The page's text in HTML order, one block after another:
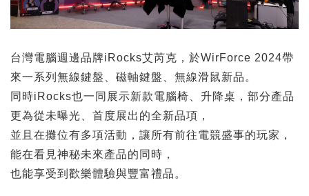
台灣電腦週邊品牌iRocks艾芮克，於WirForce 2024帶
來一系列無線鍵盤、磁軸鍵盤、無線滑鼠新品。
同時iRocks也一同展示新款電腦椅、升降桌，部分產品
更為從未曝光、首度展出的全新品項，
並且在攤位有多項活動，讓所有前往電競盛事的玩家，
能在看見神秘未來產品的同時，
也能享受到歡樂體驗與豐富禮品。